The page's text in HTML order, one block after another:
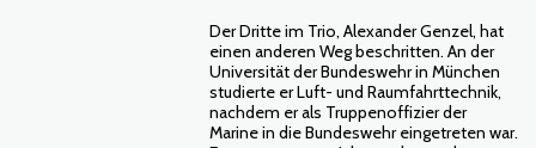
Der Dritte im Trio, Alexander Genzel, hat
einen anderen Weg beschritten. An der
Universität der Bundeswehr in München
studierte er Luft- und Raumfahrttechnik,
nachdem er als Truppenoffizier der
Marine in die Bundeswehr eingetreten war.